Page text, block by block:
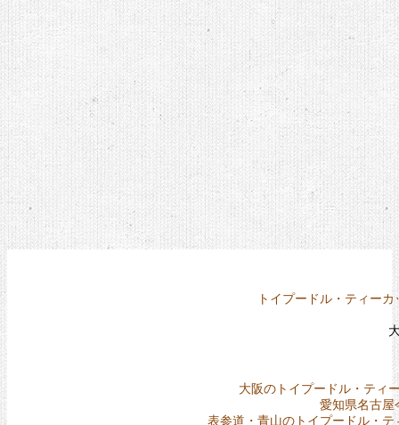
トイプードル・ティー
大阪のトイプードル・ティ
愛知県名古屋
表参道・青山のトイプードル・